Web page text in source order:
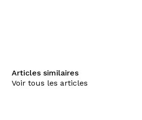
Articles similaires
Voir tous les articles